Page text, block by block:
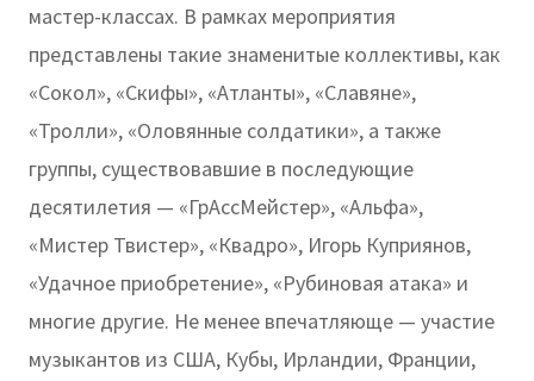
мастер-классах. В рамках мероприятия
представлены такие знаменитые коллективы, как
«Сокол», «Скифы», «Атланты», «Славяне»,
«Тролли», «Оловянные солдатики», а также
группы, существовавшие в последующие
десятилетия — «ГрАссМейстер», «Альфа»,
«Мистер Твистер», «Квадро», Игорь Куприянов,
«Удачное приобретение», «Рубиновая атака» и
многие другие. Не менее впечатляюще — участие
музыкантов из США, Кубы, Ирландии, Франции,